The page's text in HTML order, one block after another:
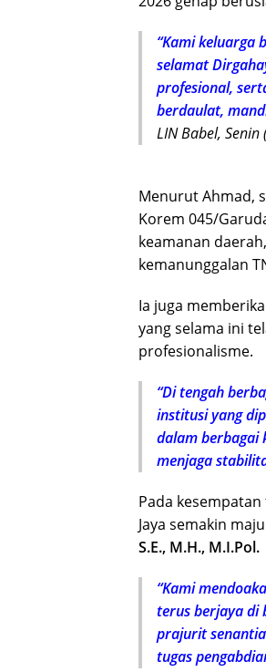
“Kami keluarga
selamat
profesional,
berdaulat,
LIN Babel,
Menurut Ahmad,
Korem 045/
keamanan
kemanunggalan
Ia juga
yang selama ini
profesionalisme.
“Di tengah
institusi yang
dalam berbagai
menjaga
Pada
Jaya semakin
S.E., M.H., M.I.Pol.
“Kami
terus berjaya di
prajurit
tugas